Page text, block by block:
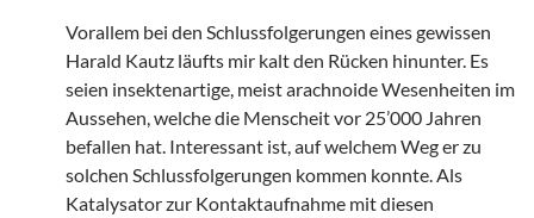
Vorallem bei den Schlussfolgerungen eines gewissen
Harald Kautz läufts mir kalt den Rücken hinunter. Es
seien insektenartige, meist arachnoide Wesenheiten im
Aussehen, welche die Menscheit vor 25’000 Jahren
befallen hat. Interessant ist, auf welchem Weg er zu
solchen Schlussfolgerungen kommen konnte. Als
Katalysator zur Kontaktaufnahme mit diesen